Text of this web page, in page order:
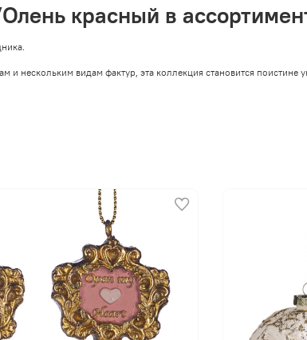
красный в
нескольким видам фактур, эта коллекция становится поистине